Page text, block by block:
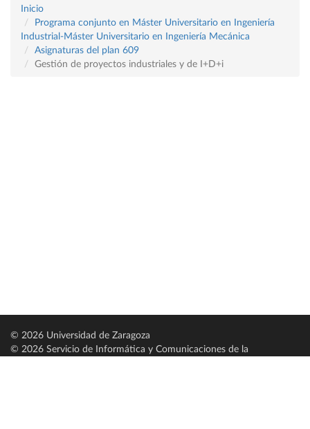
Inicio
Programa conjunto en Máster Universitario en Ingeniería
Industrial-Máster Universitario en Ingeniería Mecánica
Asignaturas del plan 609
Gestión de proyectos industriales y de I+D+i
© 2026 Universidad de Zaragoza
© 2026 Servicio de Informática y Comunicaciones de la